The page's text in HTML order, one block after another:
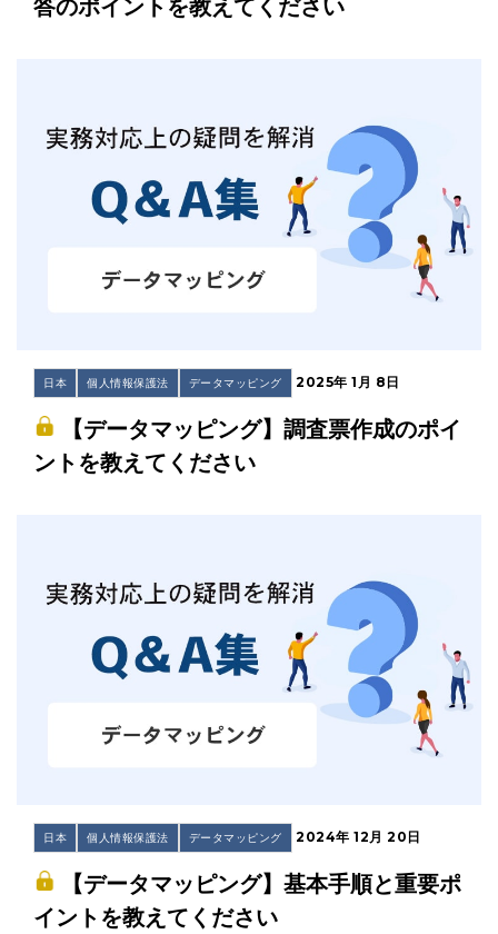
答のポイントを教えてください
日本 個人情報保護法 データマッピング 2025年 1月 8日
【データマッピング】調査票作成のポイ
ントを教えてください
日本 個人情報保護法 データマッピング 2024年 12月 20日
【データマッピング】基本手順と重要ポ
イントを教えてください